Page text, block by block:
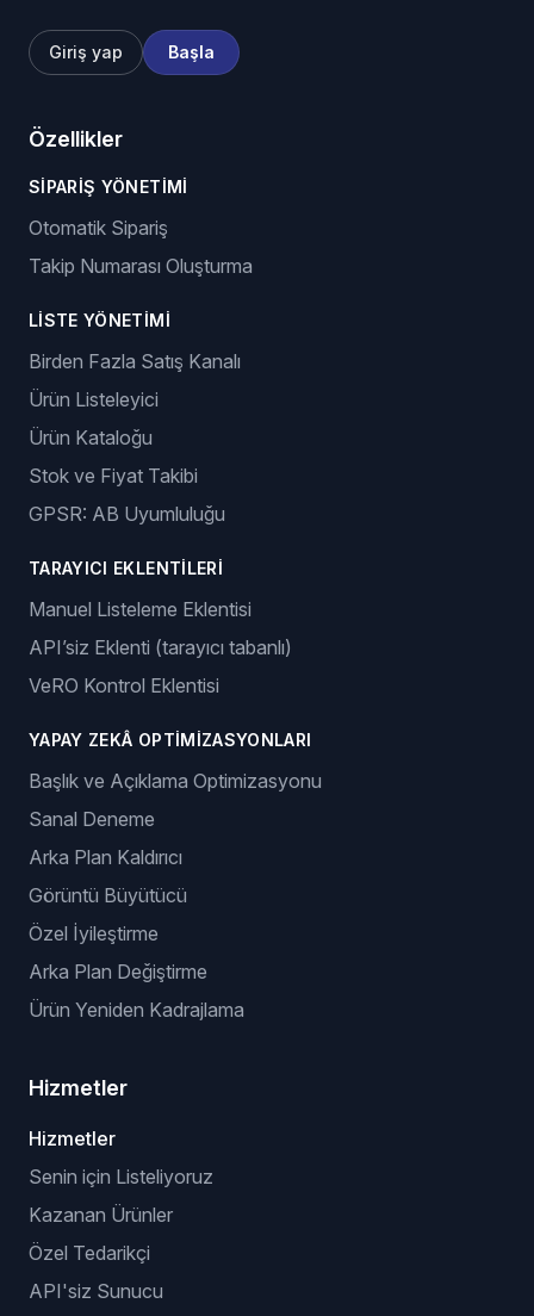
Giriş yap Başla
Özellikler
SIPARIŞ YÖNETIMI
Otomatik Sipariş
Takip Numarası Oluşturma
LISTE YÖNETIMI
Birden Fazla Satış Kanalı
Ürün Listeleyici
Ürün Kataloğu
Stok ve Fiyat Takibi
GPSR: AB Uyumluluğu
TARAYICI EKLENTILERI
Manuel Listeleme Eklentisi
API’siz Eklenti (tarayıcı tabanlı)
VeRO Kontrol Eklentisi
YAPAY ZEKÂ OPTIMIZASYONLARI
Başlık ve Açıklama Optimizasyonu
Sanal Deneme
Arka Plan Kaldırıcı
Görüntü Büyütücü
Özel İyileştirme
Arka Plan Değiştirme
Ürün Yeniden Kadrajlama
Hizmetler
Hizmetler
Senin için Listeliyoruz
Kazanan Ürünler
Özel Tedarikçi
API'siz Sunucu